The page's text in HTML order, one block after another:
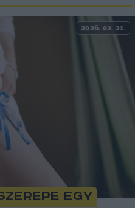
2026. 02. 21.
egy